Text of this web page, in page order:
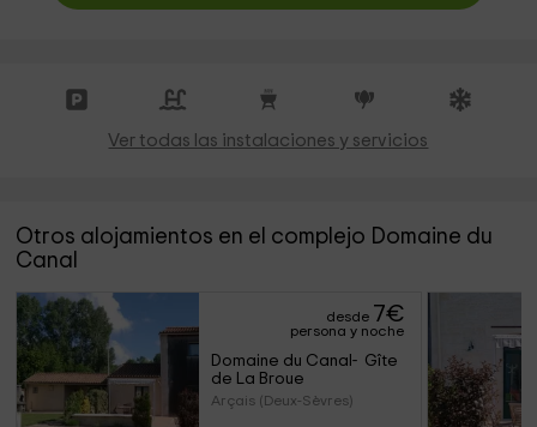
Ver todas las instalaciones y servicios
Otros alojamientos en el complejo Domaine du
Canal
desde 7€
persona y noche
Domaine du Canal-  Gîte
de La Broue
Arçais (Deux-Sèvres)